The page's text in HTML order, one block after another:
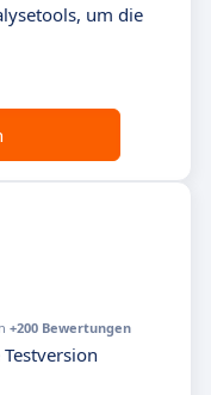
um die
+200 Bewertungen